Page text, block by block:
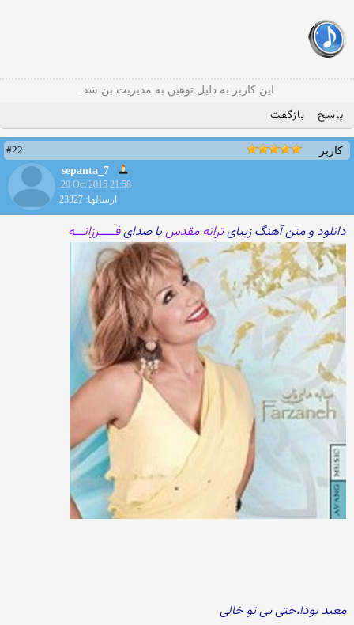
این کاربر به دلیل توهین به مدیریت بن شد.
پاسخ بازگفت
کاربر
#22
sepanta_7
20 Oct 2015 21:58
ارسالها: 23327
دانلود و متن آهنگ زیبایترانه مقدسبا صدایفـــــرزانـــه
معبد بودا،حتی بی تو خالی